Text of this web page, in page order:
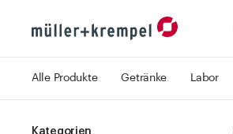
Alle Produkte Getränke Labor
Kategorien